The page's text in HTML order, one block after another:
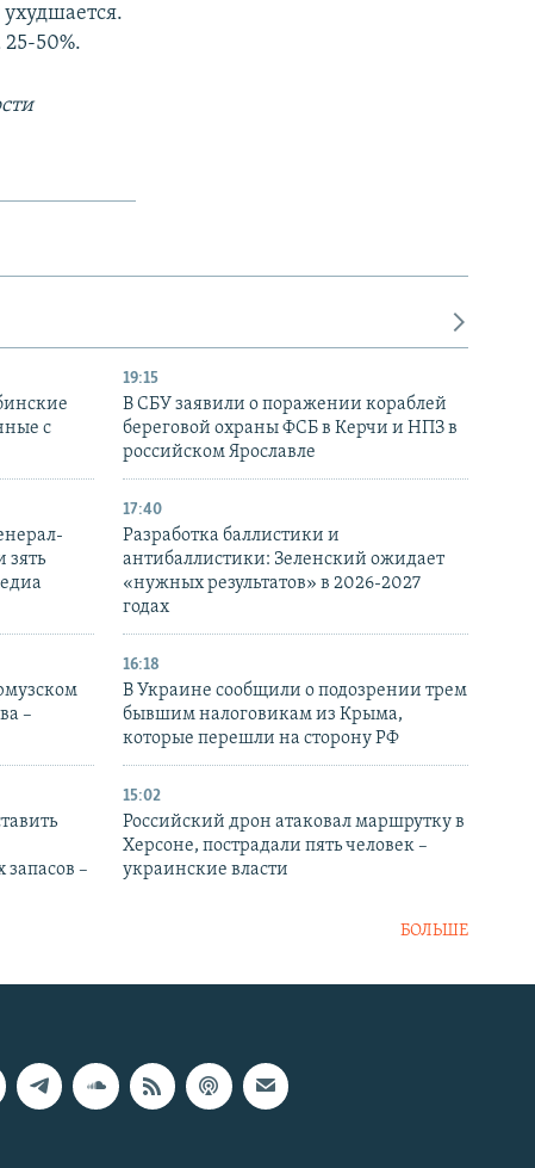
50%.
с
19:15
В СБУ заявили о поражении кораблей
береговой охраны ФСБ в Керчи и НПЗ в
российском Ярославле
17:40
Разработка баллистики и
антибаллистики: Зеленский ожидает
«нужных результатов» в 2026-2027
годах
–
16:18
В Украине сообщили о подозрении трем
бывшим налоговикам из Крыма,
которые перешли на сторону РФ
–
15:02
Российский дрон атаковал маршрутку в
Херсоне, пострадали пять человек –
украинские власти
БОЛЬШЕ